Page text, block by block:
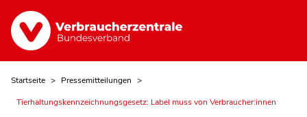
Startseite
Pressemitteilungen
Tierhaltungskennzeichnungsgesetz: Label muss von Verbraucher:innen